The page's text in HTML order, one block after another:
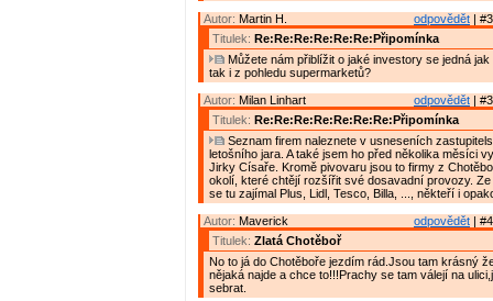
odpovědět |
Autor: Martin H.
Titulek: Re:Re:Re:Re:Re:Re:Připomínka
Můžete nám přiblížit o jaké investory se jedná jak
tak i z pohledu supermarketů?
odpovědět |
Autor: Milan Linhart
Titulek: Re:Re:Re:Re:Re:Re:Re:Připomínka
Seznam firem naleznete v usneseních
letošního jara. A také jsem ho před několika měsíci
Jirky Císaře. Kromě pivovaru jsou to firmy z
okolí, které chtějí rozšířit své dosavadní provozy.
se tu zajímal Plus, Lidl, Tesco, Billa, ..., někteří i
odpovědět |
Autor: Maverick
Titulek: Zlatá Chotěboř
No to já do Chotěboře jezdím rád.Jsou tam krásný
nějaká najde a chce to!!!Prachy se tam válejí na
sebrat.